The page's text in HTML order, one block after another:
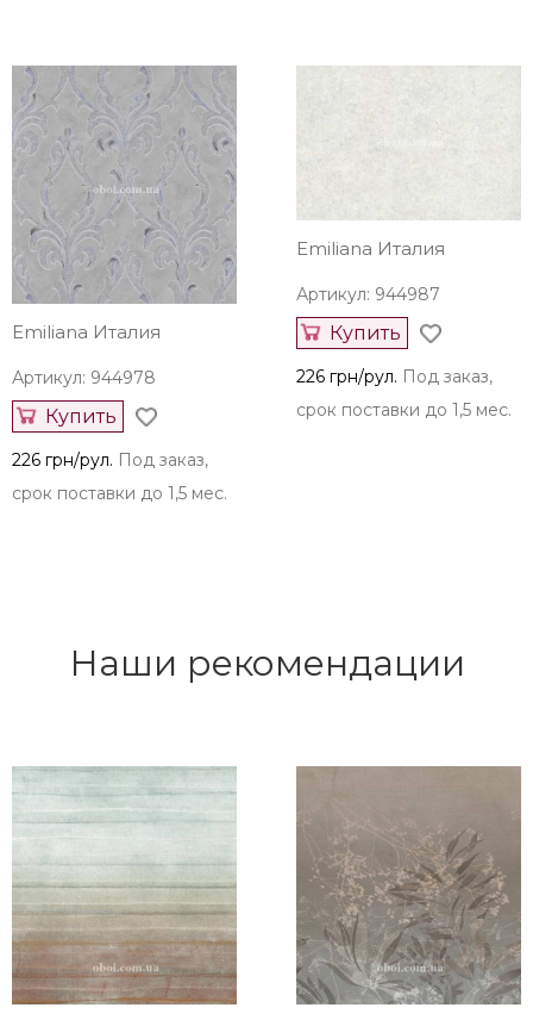
Emiliana Италия
Артикул: 944978
Купить
226 грн/рул. Под заказ,
срок поставки до 1,5 мес.
Emiliana Италия
Артикул: 944987
Купить
226 грн/рул. Под заказ,
срок поставки до 1,5 мес.
Наши рекомендации